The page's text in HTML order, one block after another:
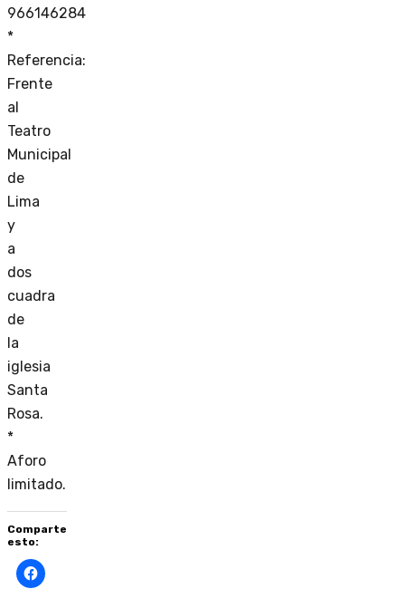
966146284
*
Referencia:
Frente
al
Teatro
Municipal
de
Lima
y
a
dos
cuadra
de
la
iglesia
Santa
Rosa.
*
Aforo
limitado.
Comparte
esto: